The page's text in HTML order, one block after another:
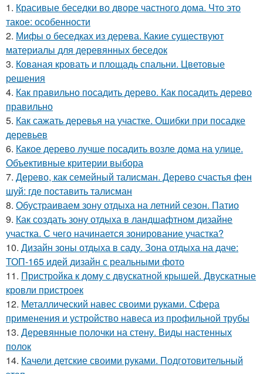
1. Красивые беседки во дворе частного дома. Что это
такое: особенности
2. Мифы о беседках из дерева. Какие существуют
материалы для деревянных беседок
3. Кованая кровать и площадь спальни. Цветовые
решения
4. Как правильно посадить дерево. Как посадить дерево
правильно
5. Как сажать деревья на участке. Ошибки при посадке
деревьев
6. Какое дерево лучше посадить возле дома на улице.
Объективные критерии выбора
7. Дерево, как семейный талисман. Дерево счастья фен
шуй: где поставить талисман
8. Обустраиваем зону отдыха на летний сезон. Патио
9. Как создать зону отдыха в ландшафтном дизайне
участка. С чего начинается зонирование участка?
10. Дизайн зоны отдыха в саду. Зона отдыха на даче:
ТОП-165 идей дизайн с реальными фото
11. Пристройка к дому с двускатной крышей. Двускатные
кровли пристроек
12. Металлический навес своими руками. Сфера
применения и устройство навеса из профильной трубы
13. Деревянные полочки на стену. Виды настенных
полок
14. Качели детские своими руками. Подготовительный